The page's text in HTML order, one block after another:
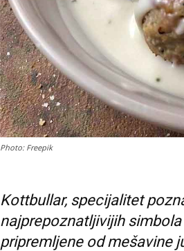
Photo: Freepik
Kottbullar, specijalitet
najprepoznatljivijih
pripremljene od mešavine